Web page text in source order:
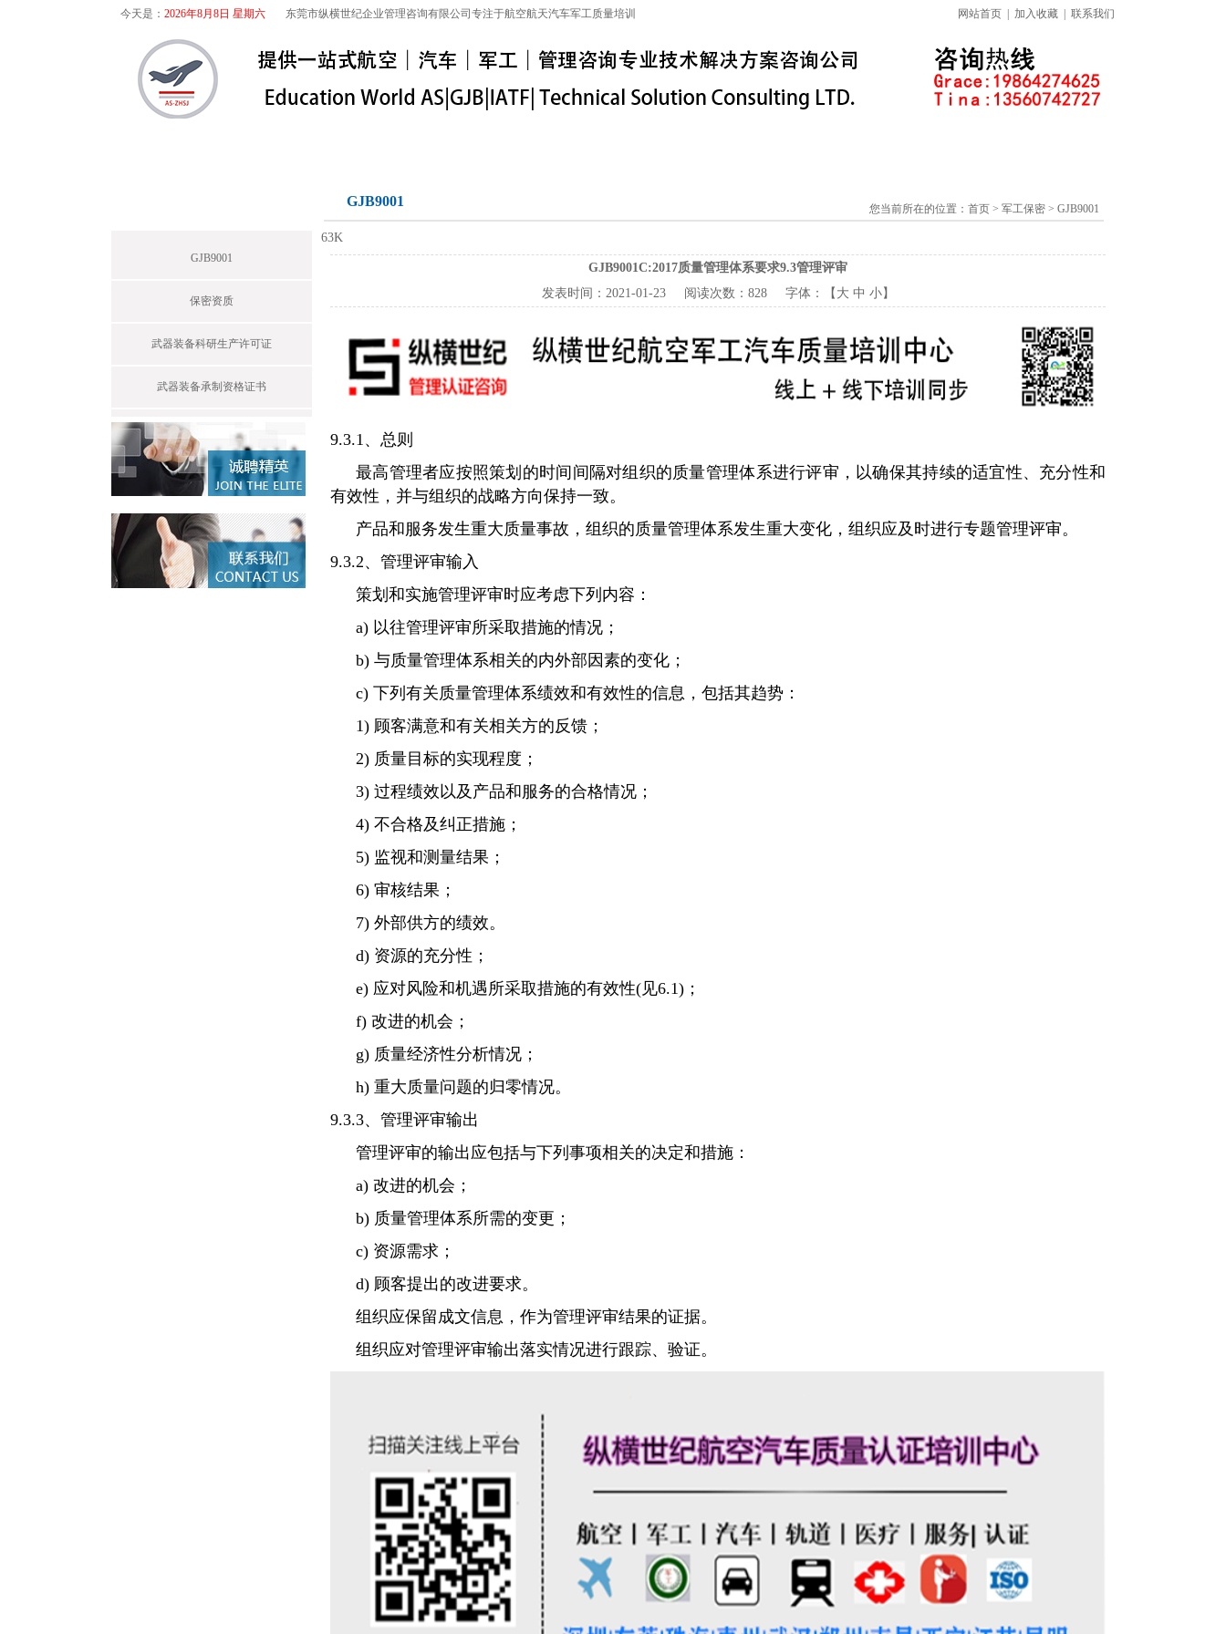
今天是： 2026年8月8日 星期六 东莞市纵横世纪企业管理咨询有限公司专注于航空航天汽车军工质量培训 网站首页 加入收藏 联系我们
GJB9001
保密资质
武器装备科研生产许可证
武器装备承制资格证书
GJB9001 您当前所在的位置： 首页> 军工保密 > GJB9001
63K
GJB9001C:2017质量管理体系要求9.3管理评审
发表时间： 2021-01-23阅读次数： 828 字体：【 大 中 小】
9.3.1、总则
最高管理者应按照策划的时间间隔对组织的质量管理体系进行评审，以确保其持续的适宜性、充分性和
有效性，并与组织的战略方向保持一致。
产品和服务发生重大质量事故，组织的质量管理体系发生重大变化，组织应及时进行专题管理评审。
9.3.2、管理评审输入
策划和实施管理评审时应考虑下列内容：
a) 以往管理评审所采取措施的情况；
b) 与质量管理体系相关的内外部因素的变化；
c) 下列有关质量管理体系绩效和有效性的信息，包括其趋势：
1) 顾客满意和有关相关方的反馈；
2) 质量目标的实现程度；
3) 过程绩效以及产品和服务的合格情况；
4) 不合格及纠正措施；
5) 监视和测量结果；
6) 审核结果；
7) 外部供方的绩效。
d) 资源的充分性；
e) 应对风险和机遇所采取措施的有效性(见6.1)；
f) 改进的机会；
g) 质量经济性分析情况；
h) 重大质量问题的归零情况。
9.3.3、管理评审输出
管理评审的输出应包括与下列事项相关的决定和措施：
a) 改进的机会；
b) 质量管理体系所需的变更；
c) 资源需求；
d) 顾客提出的改进要求。
组织应保留成文信息，作为管理评审结果的证据。
组织应对管理评审输出落实情况进行跟踪、验证。